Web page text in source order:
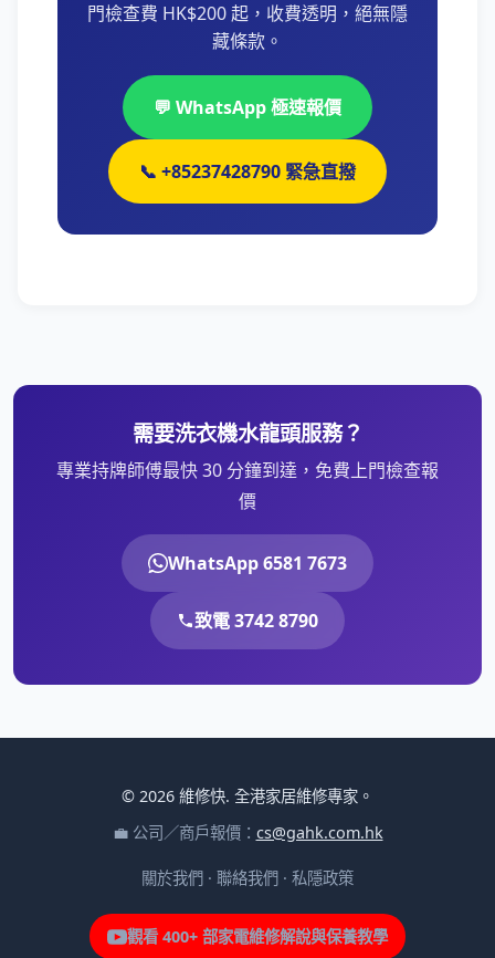
門檢查費 HK$200 起，收費透明，絕無隱
藏條款。
💬 WhatsApp 極速報價
📞 +85237428790 緊急直撥
需要洗衣機水龍頭服務？
專業持牌師傅最快 30 分鐘到達，免費上門檢查報
價
WhatsApp 6581 7673
致電 3742 8790
© 2026 維修快. 全港家居維修專家。
💼 公司／商戶報價： cs@gahk.com.hk
關於我們 · 聯絡我們 · 私隱政策
觀看 400+ 部家電維修解說與保養教學